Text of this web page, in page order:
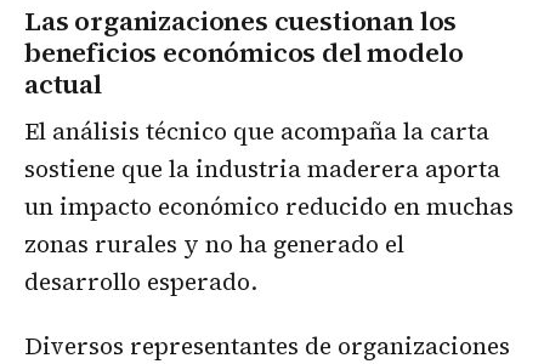
Las organizaciones cuestionan los
beneficios económicos del modelo
actual
El análisis técnico que acompaña la carta
sostiene que la industria maderera aporta
un impacto económico reducido en muchas
zonas rurales y no ha generado el
desarrollo esperado.
Diversos representantes de organizaciones